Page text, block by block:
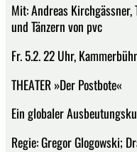
Mit: Andreas
und Tänzern von pvc
Fr. 5.2. 22 Uhr,
THEATER »Der Postbote«
Ein globaler
Regie: Gregor Glogowski;